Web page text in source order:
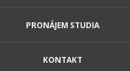
PRONÁJEM STUDIA
KONTAKT